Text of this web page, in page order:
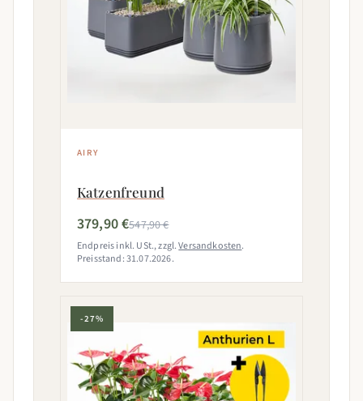
AIRY
Katzenfreund
379,90 €547,90 €
Endpreis inkl. USt., zzgl.Versandkosten.
Preisstand: 31.07.2026.
-27%